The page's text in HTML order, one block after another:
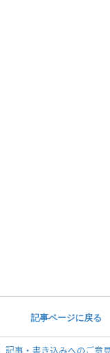
記事ページに戻る
記事・書き込みへのご意